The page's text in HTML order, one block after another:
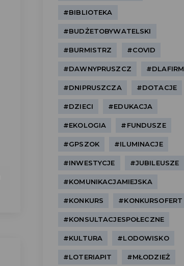
#BIBLIOTEKA
#BUDŻETOBYWATELSKI
#BURMISTRZ #COVID
#DAWNYPRUSZCZ #DLAFIRM
#DNIPRUSZCZA #DOTACJE
#DZIECI #EDUKACJA
#EKOLOGIA #FUNDUSZE
#GPSZOK #ILUMINACJE
#INWESTYCJE #JUBILEUSZE
#KOMUNIKACJAMIEJSKA
#KONKURS #KONKURSOFERT
#KONSULTACJESPOŁECZNE
#KULTURA #LODOWISKO
#LOTERIAPIT #MŁODZIEŻ